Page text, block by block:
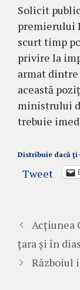
Solicit
premierului
scurt timp
privire la
armat dintre
această
ministrului
trebuie
Distribuie dacă
Tweet
Acțiunea
țara și în
Războiul